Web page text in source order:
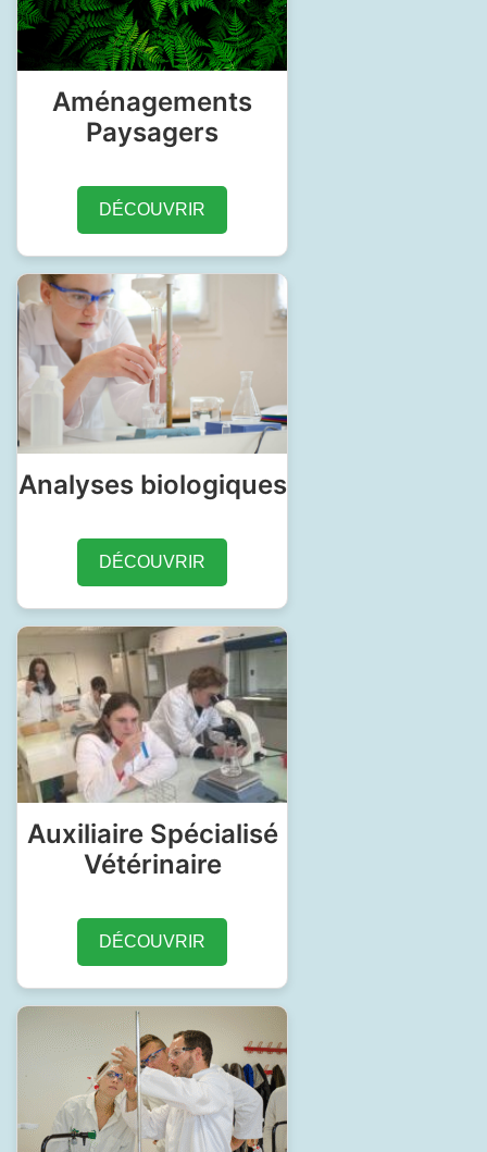
Aménagements
Paysagers
DÉCOUVRIR
Analyses biologiques
DÉCOUVRIR
Auxiliaire Spécialisé
Vétérinaire
DÉCOUVRIR